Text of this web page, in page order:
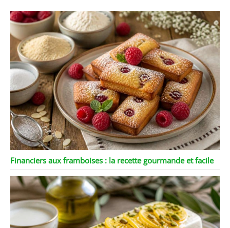
Financiers aux framboises : la recette gourmande et facile